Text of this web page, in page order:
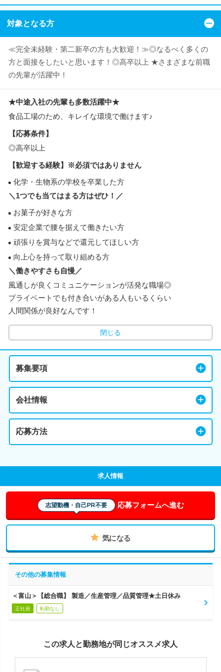
対象となる方
≪完全未経験・第二新卒の方も大歓迎！≫◎なるべく多くの
方と面接をしたいと思います！◎高卒以上 ★さまざまな前職
の先輩が活躍中！
★中途入社の先輩も多数活躍中★
食品工場のため、キレイな環境で働けます♪
【応募条件】
◎高卒以上
【歓迎する経験】※必須ではありません
化学・生物系の学校を卒業した方
＼1つでも当てはまる方はぜひ！／
お菓子が好きな方
安定企業で腰を据えて働きたい方
頑張りを賞与などで還元してほしい方
向上心を持って取り組める方
＼働きやすさも自慢／
風通しが良くコミュニケーションが活発な職場◎
プライベートでも付き合いがある人もいるくらい
人間関係が良好なんです！
閉じる
募集要項
会社情報
応募方法
求人情報
志望動機・自己PR不要 応募フォームへ進む
気になる
その他の募集情報
＜富山＞【総合職】 製造／生産管理／品質管理★土日休み
正社員 転勤なし
この求人と勤務地が同じオススメ求人